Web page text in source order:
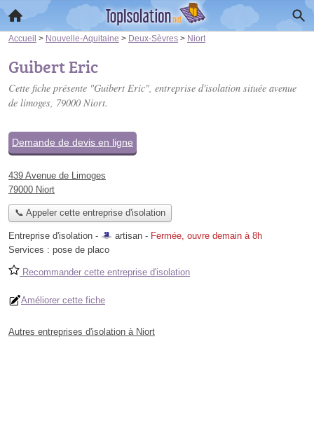
Accueil > Nouvelle-Aquitaine > Deux-Sèvres > Niort
Guibert Eric
Cette fiche présente "Guibert Eric", entreprise d'isolation située avenue
de limoges, 79000 Niort.
Demande de devis en ligne
439 Avenue de Limoges
79000 Niort
📞 Appeler cette entreprise d'isolation
Entreprise d'isolation - artisan - Fermée, ouvre demain à 8h
Services : pose de placo
Recommander cette entreprise d'isolation
Améliorer cette fiche
Autres entreprises d'isolation à Niort